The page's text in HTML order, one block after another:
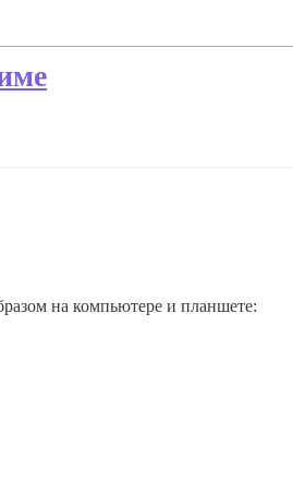
на компьютере и планшете: